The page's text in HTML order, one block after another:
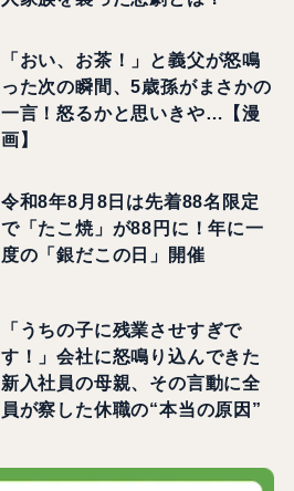
「おい、お茶！」と義父が怒鳴
った次の瞬間、5歳孫がまさかの
一言！怒るかと思いきや…【漫
画】
令和8年8月8日は先着88名限定
で「たこ焼」が88円に！年に一
度の「銀だこの日」開催
「うちの子に残業させすぎで
す！」会社に怒鳴り込んできた
新入社員の母親、その言動に全
員が察した休職の“本当の原因”